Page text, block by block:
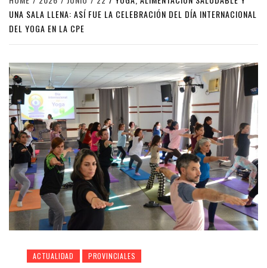
UNA SALA LLENA: ASÍ FUE LA CELEBRACIÓN DEL DÍA INTERNACIONAL
DEL YOGA EN LA CPE
ACTUALIDAD PROVINCIALES